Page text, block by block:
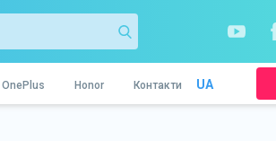
OnePlus Honor Контакти UA